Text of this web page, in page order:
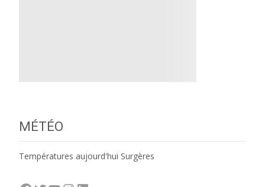
MÉTÉO
Températures aujourd'hui Surgères